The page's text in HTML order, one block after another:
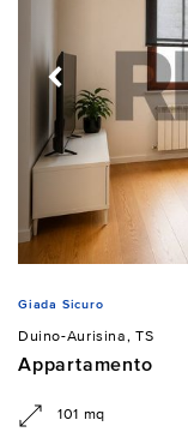
Giada Sicuro
Duino-Aurisina, TS
Appartamento
101 mq